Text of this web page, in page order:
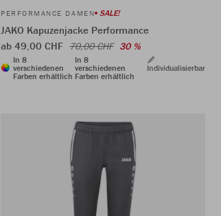
PERFORMANCE DAMEN SALE!
JAKO Kapuzenjacke Performance
ab 49,00 CHF 70,00 CHF 30 %
In 8
verschiedenen
Farben erhältlich
In 8
verschiedenen
Farben erhältlich
Individualisierbar